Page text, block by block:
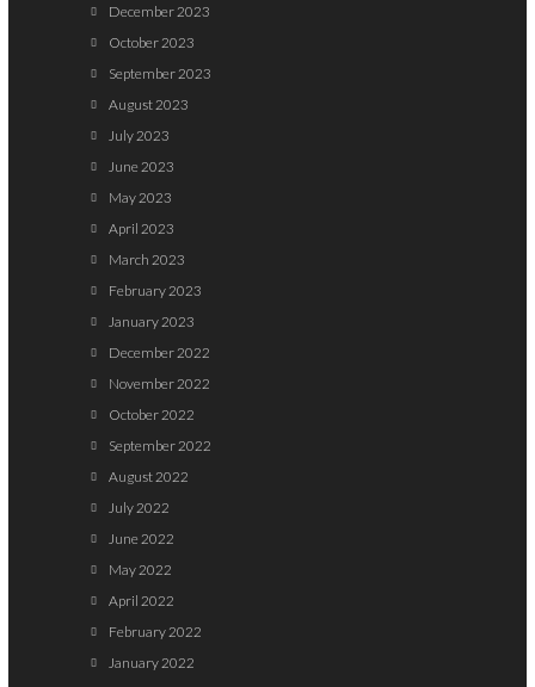
December 2023
October 2023
September 2023
August 2023
July 2023
June 2023
May 2023
April 2023
March 2023
February 2023
January 2023
December 2022
November 2022
October 2022
September 2022
August 2022
July 2022
June 2022
May 2022
April 2022
February 2022
January 2022